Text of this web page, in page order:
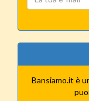
Bansiamo.it è